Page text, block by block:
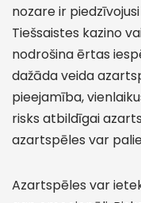
nozare ir
Tiešsaistes kazino
nodrošina ērtas
dažāda veida
pieejamība,
risks atbildīgai
azartspēles var
Azartspēles var